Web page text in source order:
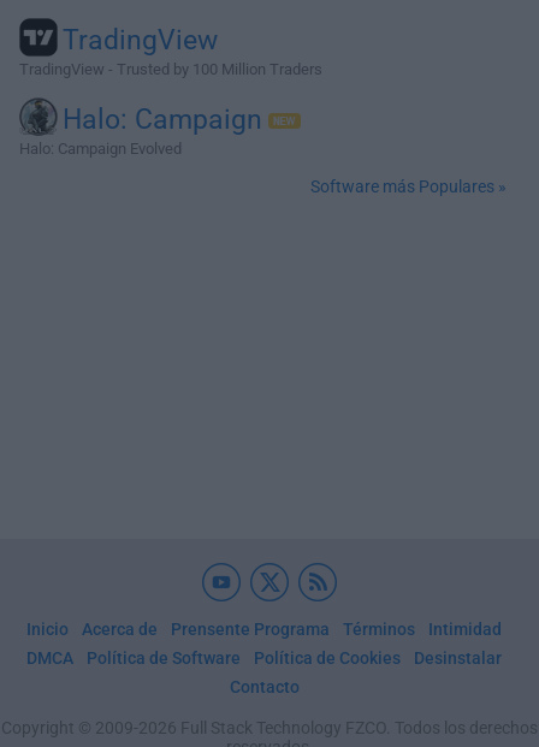
TradingView
TradingView - Trusted by 100 Million Traders
Halo: Campaign
Halo: Campaign Evolved
Software más Populares »
Inicio Acerca de Prensente Programa Términos
Intimidad
DMCA
Política de Software Política de Cookies
Desinstalar
Contacto
Copyright © 2009-2026 Full Stack Technology FZCO. Todos los derechos